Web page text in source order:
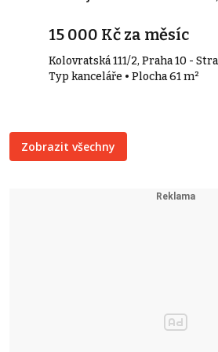
15 000 Kč za měsíc
Kolovratská 111/2, Praha 10 -
Typ kanceláře • Plocha 61 m²
Zobrazit všechny